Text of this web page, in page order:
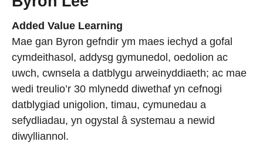
Added Value Learning
Mae gan Byron gefndir ym maes iechyd a gofal
cymdeithasol, addysg gymunedol, oedolion ac
uwch, cwnsela a datblygu arweinyddiaeth; ac mae
wedi treulio’r 30 mlynedd diwethaf yn cefnogi
datblygiad unigolion, timau, cymunedau a
sefydliadau, yn ogystal â systemau a newid
diwylliannol.